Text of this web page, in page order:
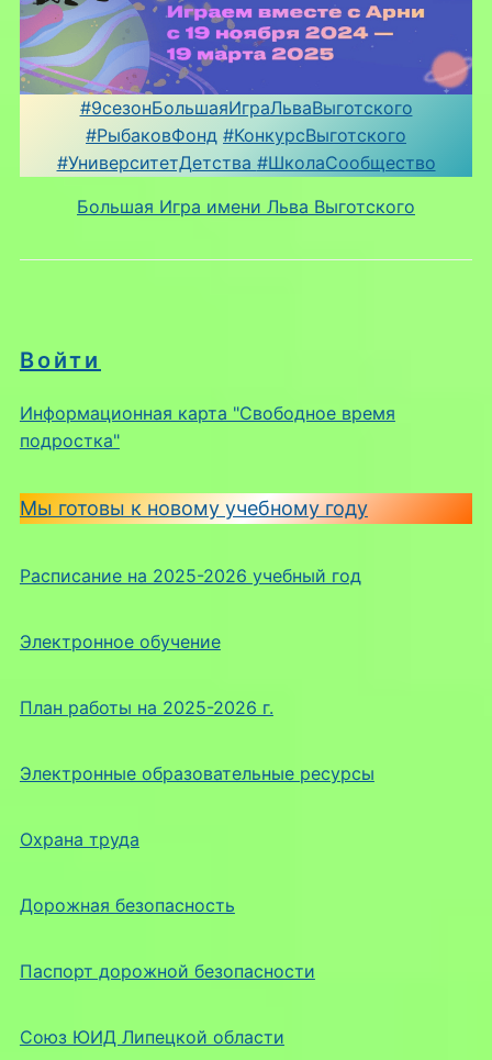
Войти
Информационная карта "Свободное время
подростка"
Мы готовы к новому учебному году
Расписание на 2025-2026 учебный год
Электронное обучение
План работы на 2025-2026 г.
Электронные образовательные ресурсы
Охрана труда
Дорожная безопасность
Паспорт дорожной безопасности
Союз ЮИД Липецкой области
#9сезонБольшаяИграЛьваВыготского
#РыбаковФонд #КонкурсВыготского
#УниверситетДетства #ШколаСообщество
Большая Игра имени Льва Выготского